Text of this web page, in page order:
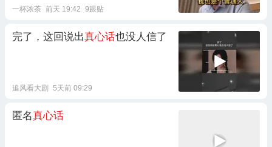
一杯浓茶 前天 19:42 9跟贴
完了，这回说出真心话也没人信了
追风看大剧 5天前 09:29
匿名真心话